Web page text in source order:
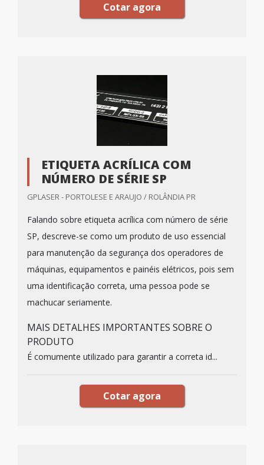
Cotar agora
ETIQUETA ACRÍLICA COM
NÚMERO DE SÉRIE SP
GPLASER - PORTOLESE E ARAUJO / ROLÂNDIA PR
Falando sobre etiqueta acrílica com número de série
SP, descreve-se como um produto de uso essencial
para manutenção da segurança dos operadores de
máquinas, equipamentos e painéis elétricos, pois sem
uma identificação correta, uma pessoa pode se
machucar seriamente.
MAIS DETALHES IMPORTANTES SOBRE O
PRODUTO
É comumente utilizado para garantir a correta id...
Cotar agora